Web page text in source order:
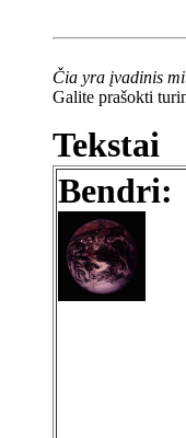
Čia yra įvadinis
Galite prašokti
Tekstai
Bendri: